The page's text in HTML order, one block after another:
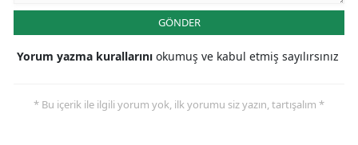
GÖNDER
Yorum yazma kurallarını okumuş ve kabul etmiş sayılırsınız
* Bu içerik ile ilgili yorum yok, ilk yorumu siz yazın, tartışalım *